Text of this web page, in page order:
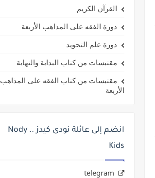
القرآن الكريم
دورة الفقه على المذاهب الأربعة
دورة علم التجويد
مقتبسات من كتاب البداية والنهاية
مقتبسات من كتاب الفقه على المذاهب
الأربعة
انضم إلى عائلة نودى كيدز .. Nody
Kids
telegram